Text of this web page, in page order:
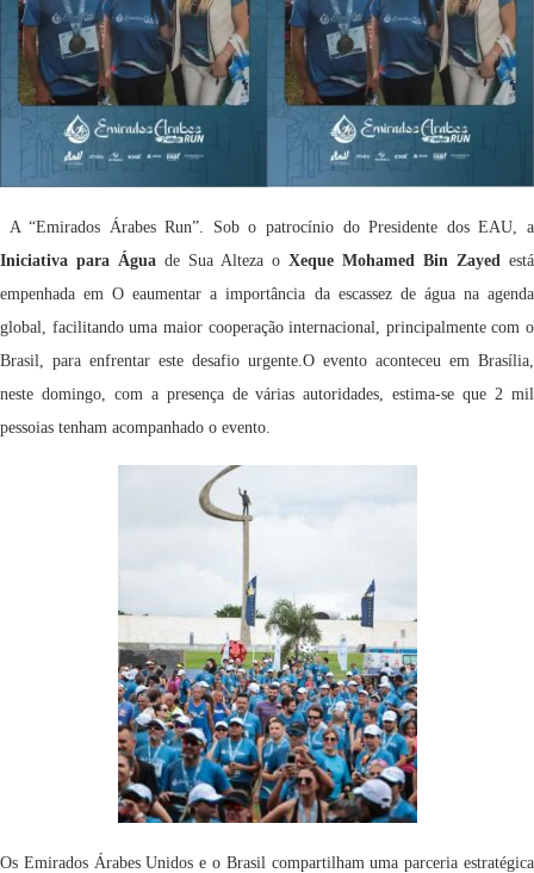
A “Emirados Árabes Run”. Sob o patrocínio do Presidente dos EAU, a
Iniciativa para Água de Sua Alteza o Xeque Mohamed Bin Zayed
está
empenhada em O eaumentar a importância da escassez de água na agenda
global, facilitando uma maior cooperação internacional, principalmente com o
Brasil, para enfrentar este desafio urgente.O evento aconteceu em Brasília,
neste domingo, com a presença de várias autoridades, estima-se que 2 mil
pessoias tenham acompanhado o evento.
Os Emirados Árabes Unidos e o Brasil compartilham uma parceria estratégica